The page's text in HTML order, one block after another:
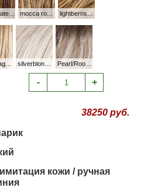
Chocolate mix mocca rooted lightbernstein rooted
- +
38250 руб.
имитация кожи / ручная